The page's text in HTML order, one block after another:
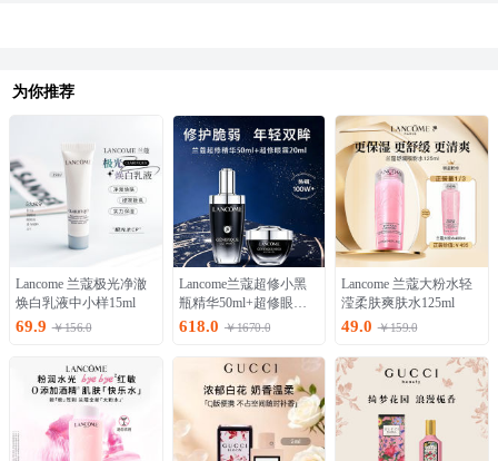
为你推荐
Lancome 兰蔻极光净澈
焕白乳液中小样15ml
69.9 ￥156.0
Lancome兰蔻超修小黑
瓶精华50ml+超修眼霜2
0ml护肤套装
618.0 ￥1670.0
Lancome 兰蔻大粉水轻
滢柔肤爽肤水125ml
49.0 ￥159.0